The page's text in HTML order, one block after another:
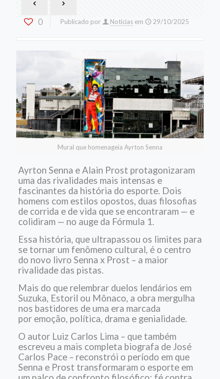
0 Publicado por Noticias em 29/10/2025
Mural que homenageia Ayrton Senna
Ayrton Senna e Alain Prost protagonizaram
uma das rivalidades mais intensas e
fascinantes da história do esporte. Dois
homens com estilos opostos, duas filosofias
de corrida e de vida que se encontraram — e
colidiram — no auge da Fórmula 1.
Essa história, que ultrapassou os limites para
se tornar um fenômeno cultural, é o centro
do novo livro Senna x Prost – a maior
rivalidade das pistas.
Mais do que relembrar duelos lendários em
Suzuka, Estoril ou Mônaco, a obra mergulha
nos bastidores de uma era marcada
por emoção, política, drama e genialidade.
O autor Luiz Carlos Lima – que também
escreveu a mais completa biografa de José
Carlos Pace – reconstrói o período em que
Senna e Prost transformaram o esporte em